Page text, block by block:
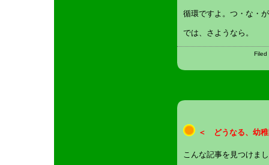
循環ですよ。つ・な・
では、さようなら。
＜ どうなる、幼
こんな記事を見つけま